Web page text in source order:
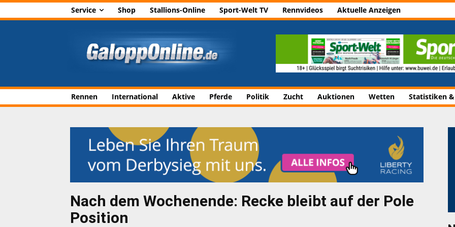
Service Shop Stallions-Online Sport-Welt TV Rennvideos Aktuelle Anzeigen
Rennen International Aktive Pferde Politik Zucht Auktionen Wetten Statistiken
Nach dem Wochenende: Recke bleibt auf der Pole
Position